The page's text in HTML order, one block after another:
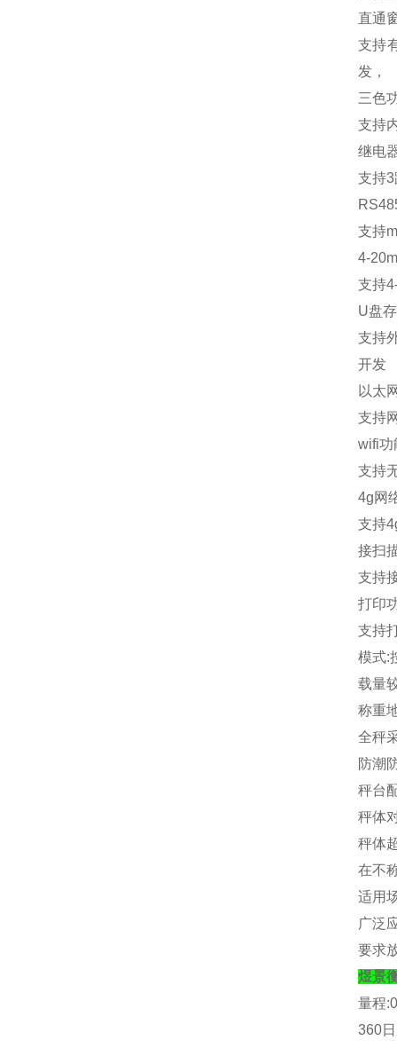
直通
支持
发，
三色
支持
继电
支持3
支持
4-
支持
U盘
支持
开发
以太
支持
wifi功
支持
4g网
支持
接扫
支持
打印
支持
模式:
载量
称重
全秤
防潮
秤台
秤体
秤体
在不
适用
广泛
要求
煜景
量程
360